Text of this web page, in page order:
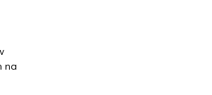
na